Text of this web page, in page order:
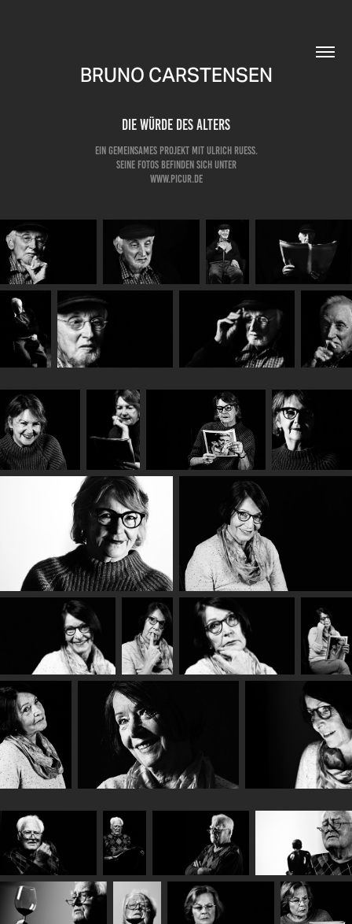
BRUNO CARSTENSEN
Die Würde des Alters
Ein gemeinsames Projekt mit Ulrich Ruess.
Seine Fotos befinden sich unter
www.picur.de